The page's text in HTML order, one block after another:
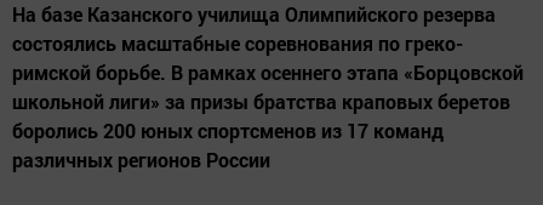
На базе Казанского училища Олимпийского резерва
состоялись масштабные соревнования по греко-
римской борьбе. В рамках осеннего этапа «Борцовской
школьной лиги» за призы братства краповых беретов
боролись 200 юных спортсменов из 17 команд
различных регионов России